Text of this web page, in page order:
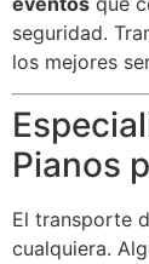
seguridad.
los mejores
Pianos
El transporte
cualquiera.